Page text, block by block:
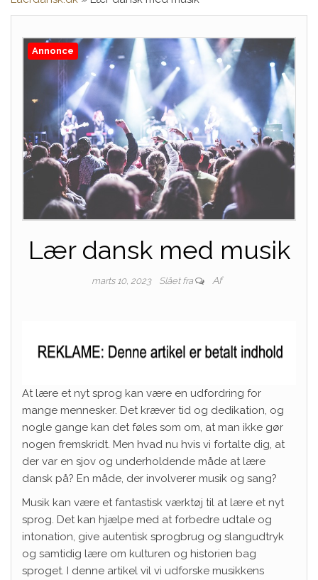
Annonce
Lær dansk med musik
marts 10, 2023 Slået fra Af
At lære et nyt sprog kan være en udfordring for
mange mennesker. Det kræver tid og dedikation, og
nogle gange kan det føles som om, at man ikke gør
nogen fremskridt. Men hvad nu hvis vi fortalte dig, at
der var en sjov og underholdende måde at lære
dansk på? En måde, der involverer musik og sang?
Musik kan være et fantastisk værktøj til at lære et nyt
sprog. Det kan hjælpe med at forbedre udtale og
intonation, give autentisk sprogbrug og slangudtryk
og samtidig lære om kulturen og historien bag
sproget. I denne artikel vil vi udforske musikkens